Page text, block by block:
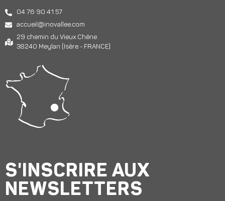
04 76 90 41 57
accueil@inovallee.com
29 chemin du Vieux Chêne
38240 Meylan (Isère - FRANCE)
S'INSCRIRE AUX
NEWSLETTERS